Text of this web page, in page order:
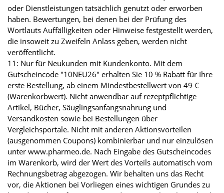
oder Dienstleistungen tatsächlich genutzt oder erworben
haben. Bewertungen, bei denen bei der Prüfung des
Wortlauts Auffälligkeiten oder Hinweise festgestellt werden,
die insoweit zu Zweifeln Anlass geben, werden nicht
veröffentlicht.
11: Nur für Neukunden mit Kundenkonto. Mit dem
Gutscheincode "10NEU26" erhalten Sie 10 % Rabatt für Ihre
erste Bestellung, ab einem Mindestbestellwert von 49 €
(Warenkorbwert). Nicht anwendbar auf rezeptpflichtige
Artikel, Bücher, Säuglingsanfangsnahrung und
Versandkosten sowie bei Bestellungen über
Vergleichsportale. Nicht mit anderen Aktionsvorteilen
(ausgenommen Coupons) kombinierbar und nur einzulösen
unter www.pharmeo.de. Nach Eingabe des Gutscheincodes
im Warenkorb, wird der Wert des Vorteils automatisch vom
Rechnungsbetrag abgezogen. Wir behalten uns das Recht
vor, die Aktionen bei Vorliegen eines wichtigen Grundes zu